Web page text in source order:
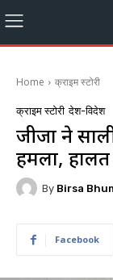
Home क्राइम स्टोरी
क्राइम स्टोरी देश-विदेश
जीजा ने
हमला,
By Birsa
Facebook